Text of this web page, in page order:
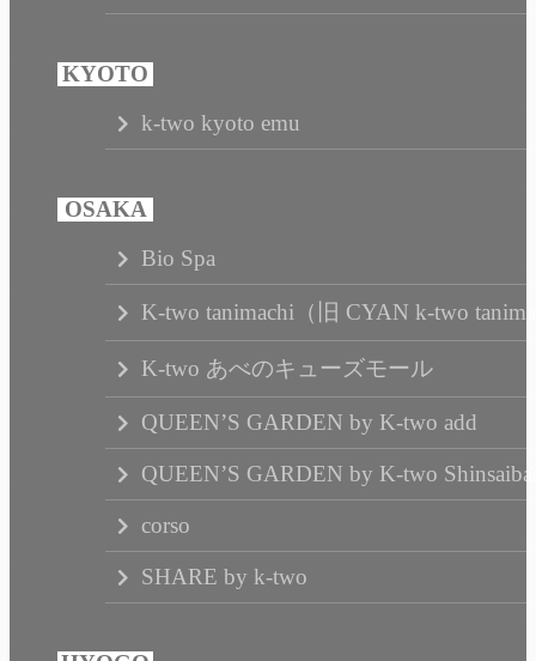
k-two kyoto emu
Bio Spa
K-two tanimachi（旧 CYAN k-two
K-two あべのキューズモール
QUEEN’S GARDEN by K-two add
QUEEN’S GARDEN by K-two
corso
SHARE by k-two